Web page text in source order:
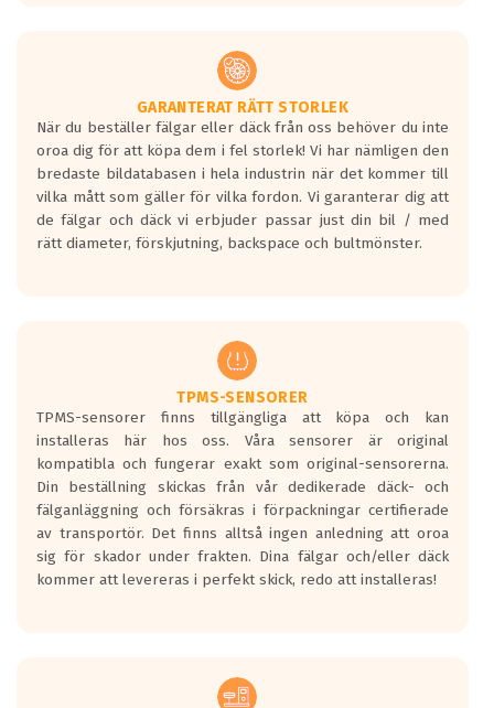
Vid körning i över 50km/h brukar
rullmotståndets ljud överträffa
motorljudet.
På däckmärkningen kommer det finnas
en symbol av ett däck med vågar. Hög
bullernivå markeras med svarta vågor
medans de vita vågorna påvisar om det är
ett tyst däck.
regelverket som introduceras år 2016.
Ett däck med två svarta vågor är redan
godkända för år 2016 nya regelverk.
Ett däck med en svart våg kommer vara
minst tre decibel tystare än det
regelverk som börjar gälla 2016.
GARANTERAT RÄTT STORLEK
När du beställer fälgar eller däck från oss behöver du inte
oroa dig för att köpa dem i fel storlek! Vi har nämligen den
bredaste bildatabasen i hela industrin när det kommer till
vilka mått som gäller för vilka fordon. Vi garanterar dig att
de fälgar och däck vi erbjuder passar just din bil / med
rätt diameter, förskjutning, backspace och bultmönster.
TPMS-SENSORER
TPMS-sensorer finns tillgängliga att köpa och kan
installeras här hos oss. Våra sensorer är original
kompatibla och fungerar exakt som original-sensorerna.
Din beställning skickas från vår dedikerade däck- och
fälganläggning och försäkras i förpackningar certifierade
av transportör. Det finns alltså ingen anledning att oroa
sig för skador under frakten. Dina fälgar och/eller däck
kommer att levereras i perfekt skick, redo att installeras!